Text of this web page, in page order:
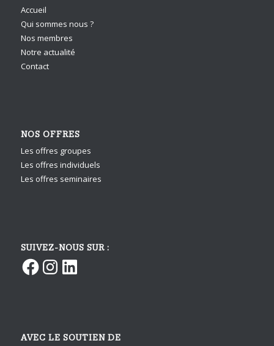
Accueil
Qui sommes nous ?
Nos membres
Notre actualité
Contact
NOS OFFRES
Les offres groupes
Les offres individuels
Les offres seminaires
SUIVEZ-NOUS SUR :
FacebookInstagram
LinkedIn
AVEC LE SOUTIEN DE